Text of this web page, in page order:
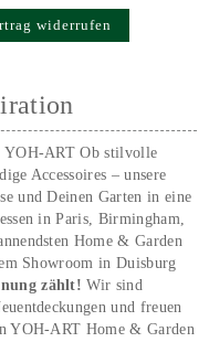
widerrufen
YOH‑ART Ob stilvolle
Accessoires – unsere
und Deinen Garten in eine
in Paris, Birmingham,
Home & Garden
Showroom in Duisburg
zählt!Wir sind
und freuen
YOH‑ART Home & Garden